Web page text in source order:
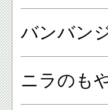
で、宴会
店頭販売
バンバン
ニラのも